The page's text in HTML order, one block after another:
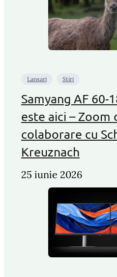
Lansari Stiri
Samyang AF 60-
este aici –
colaborare cu
Kreuznach
25 iunie 2026